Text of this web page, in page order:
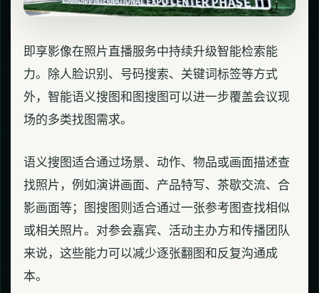
即享影像在照片直播服务中持续升级智能检索能
力。除人脸识别、号码搜索、关键词标签等方式
外，智能语义搜图和图搜图可以进一步覆盖会议现
场的多类找图需求。
语义搜图适合通过场景、动作、物品或画面描述查
找照片，例如演讲画面、产品特写、茶歇交流、合
影画面等；图搜图则适合通过一张参考图查找相似
或相关照片。对参会嘉宾、活动主办方和传播团队
来说，这些能力可以减少逐张翻图和反复沟通成
本。